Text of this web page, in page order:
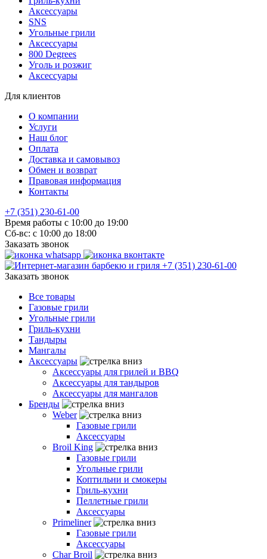
Аксессуары
SNS
Угольные грили
Аксессуары
800 Degrees
Уголь и розжиг
Аксессуары
Для клиентов
О компании
Услуги
Наш блог
Оплата
Доставка и самовывоз
Обмен и возврат
Правовая информация
Контакты
+7 (351) 230-61-00
Время работы с 10:00 до 19:00
Сб-вс: с 10:00 до 18:00
Заказать звонок
+7 (351) 230-61-00
Заказать звонок
Все товары
Газовые грили
Угольные грили
Гриль-кухни
Тандыры
Мангалы
Аксессуары
Аксессуары для грилей и BBQ
Аксессуары для тандыров
Аксессуары для мангалов
Бренды
Weber
Газовые грили
Аксессуары
Broil King
Газовые грили
Угольные грили
Коптильни и смокеры
Гриль-кухни
Пеллетные грили
Аксессуары
Primeliner
Газовые грили
Аксессуары
Char Broil